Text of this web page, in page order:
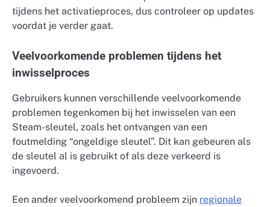
tijdens het activatieproces, dus controleer op updates
voordat je verder gaat.
Veelvoorkomende problemen tijdens het
inwisselproces
Gebruikers kunnen verschillende veelvoorkomende
problemen tegenkomen bij het inwisselen van een
Steam-sleutel, zoals het ontvangen van een
foutmelding “ongeldige sleutel”. Dit kan gebeuren als
de sleutel al is gebruikt of als deze verkeerd is
ingevoerd.
Een ander veelvoorkomend probleem zijn regionale